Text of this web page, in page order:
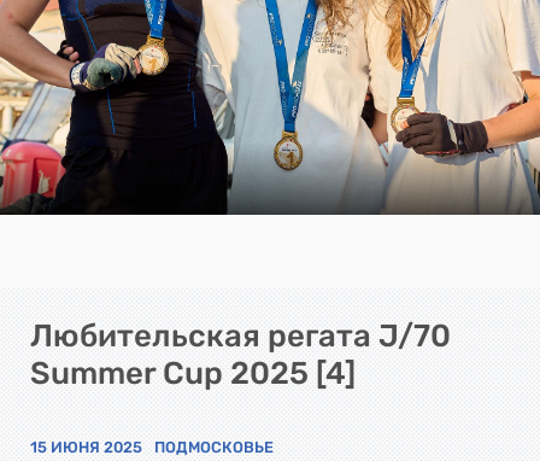
Любительская регата J/70
Summer Cup 2025 [4]
15 ИЮНЯ 2025 ПОДМОСКОВЬЕ